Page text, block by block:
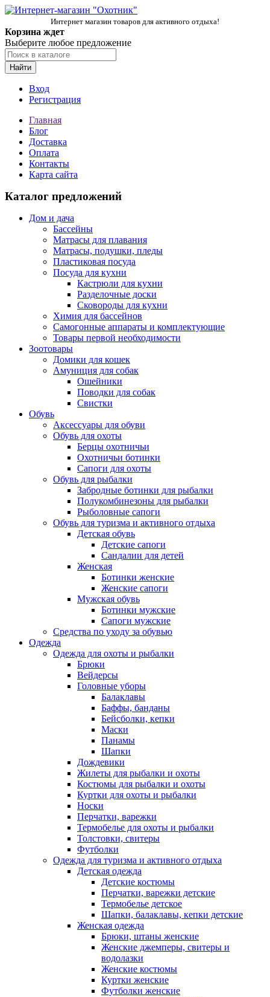
Интернет магазин товаров для активного отдыха!
Корзина ждет
Выберите любое предложение
Найти
Вход
Регистрация
Главная
Блог
Доставка
Оплата
Контакты
Карта сайта
Каталог предложений
Дом и дача
Бассейны
Матрасы для плавания
Матрасы, подушки, пледы
Пластиковая посуда
Посуда для кухни
Кастрюли для кухни
Разделочные доски
Сковороды для кухни
Химия для бассейнов
Самогонные аппараты и комплектующие
Товары первой необходимости
Зоотовары
Домики для кошек
Амуниция для собак
Ошейники
Поводки для собак
Свистки
Обувь
Аксессуары для обуви
Обувь для охоты
Берцы охотничьи
Охотничьи ботинки
Сапоги для охоты
Обувь для рыбалки
Забродные ботинки для рыбалки
Полукомбинезоны для рыбалки
Рыболовные сапоги
Обувь для туризма и активного отдыха
Детская обувь
Детские сапоги
Сандалии для детей
Женская
Ботинки женские
Женские сапоги
Мужская обувь
Ботинки мужские
Сапоги мужские
Средства по уходу за обувью
Одежда
Одежда для охоты и рыбалки
Брюки
Вейдерсы
Головные уборы
Балаклавы
Баффы, банданы
Бейсболки, кепки
Маски
Панамы
Шапки
Дождевики
Жилеты для рыбалки и охоты
Костюмы для рыбалки и охоты
Куртки для охоты и рыбалки
Носки
Перчатки, варежки
Термобелье для охоты и рыбалки
Толстовки, свитеры
Футболки
Одежда для туризма и активного отдыха
Детская одежда
Детские костюмы
Перчатки, варежки детские
Термобелье детское
Шапки, балаклавы, кепки детские
Женская одежда
Брюки, штаны женские
Женские джемперы, свитеры и
водолазки
Женские костюмы
Куртки женские
Футболки женские